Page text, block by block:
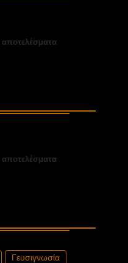
αποτελέσματα
αποτελέσματα
Γευσιγνωσία